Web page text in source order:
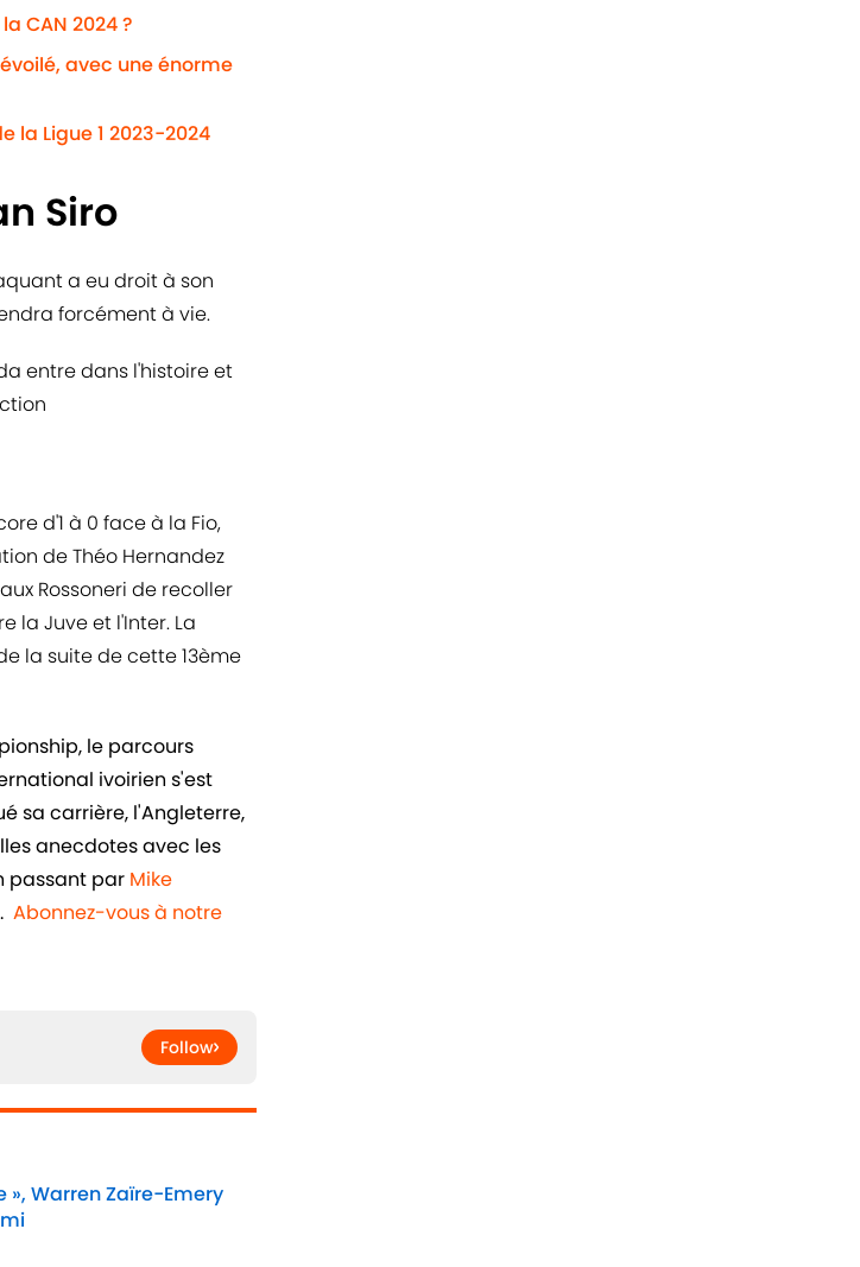
CAN 2024 ?
avec une énorme
la Ligue 1 2023-2024
Siro
a eu droit à son
forcément à vie.
entre dans l'histoire et
d'1 à 0 face à la Fio,
de Théo Hernandez
Rossoneri de recoller
la Juve et l'Inter. La
la suite de cette 13ème
le parcours
ivoirien s'est
sa carrière, l'Angleterre,
anecdotes avec les
passant par Mike
. Abonnez-vous à notre
Follow
», Warren Zaïre-Emery